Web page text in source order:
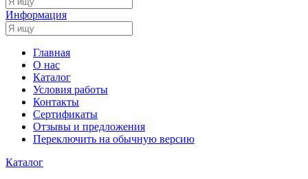
Информация
Главная
О нас
Каталог
Условия работы
Контакты
Сертификаты
Отзывы и предложения
Переключить на обычную версию
Каталог